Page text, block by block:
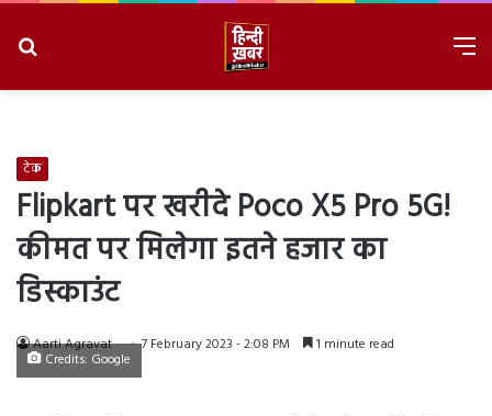
टेक
Flipkart पर खरीदे Poco X5 Pro 5G!
कीमत पर मिलेगा इतने हजार का
डिस्काउंट
Aarti Agravat 7 February 2023 - 2:08 PM 1 minute read
Credits: Google